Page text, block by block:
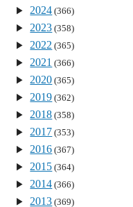
2024 (366)
2023 (358)
2022 (365)
2021 (366)
2020 (365)
2019 (362)
2018 (358)
2017 (353)
2016 (367)
2015 (364)
2014 (366)
2013 (369)